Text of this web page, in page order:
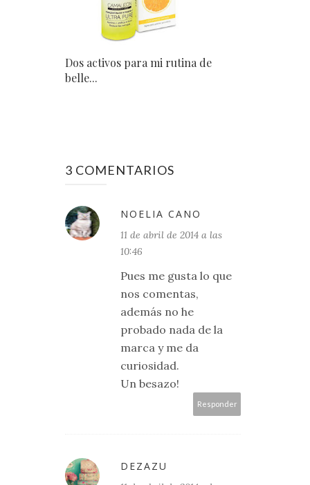
Dos activos para mi rutina de
belle...
3 COMENTARIOS
NOELIA CANO
11 de abril de 2014 a las
10:46
Pues me gusta lo que
nos comentas,
además no he
probado nada de la
marca y me da
curiosidad.
Un besazo!
Responder
DEZAZU